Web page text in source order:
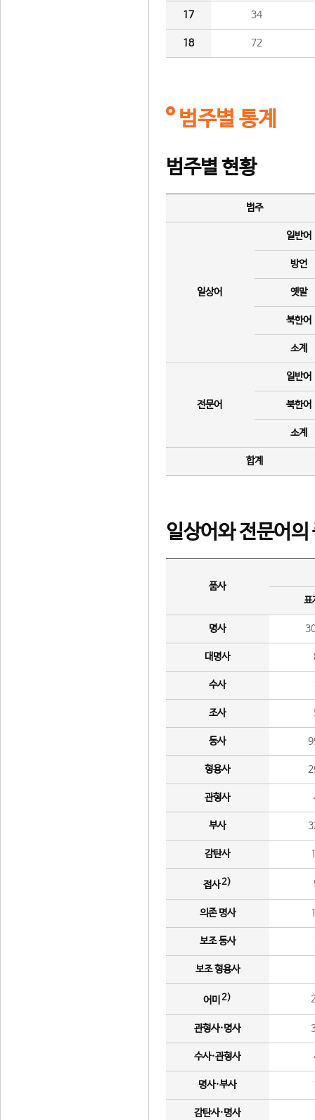
17 34
18 72
범주별 통계
범주별 현황
범주
일상어
일반어
방언
옛말
북한어
소계
전문어
일반어
북한어
소계
합계
일상어와 전문어의
품사
표
명사
대명사
수사
조사
동사
형용사
관형사
부사
감탄사
접사2)
의존 명사
보조 동사
보조 형용사
어미 2)
관형사·명사
수사·관형사
명사·부사
감탄사·명사